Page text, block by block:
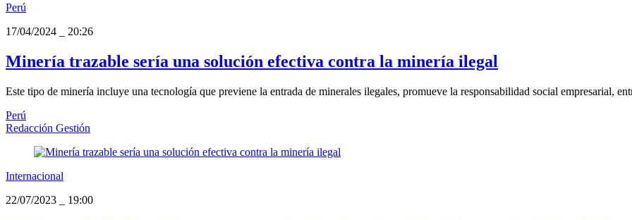
Perú
17/04/2024
20:26
Minería trazable sería una solución efectiva contra la minería ilegal
Este tipo de minería incluye una tecnología que previene la entrada de minerales ilegales, promueve la responsabilidad social empresarial,
Perú
Redacción Gestión
Internacional
22/07/2023
19:00